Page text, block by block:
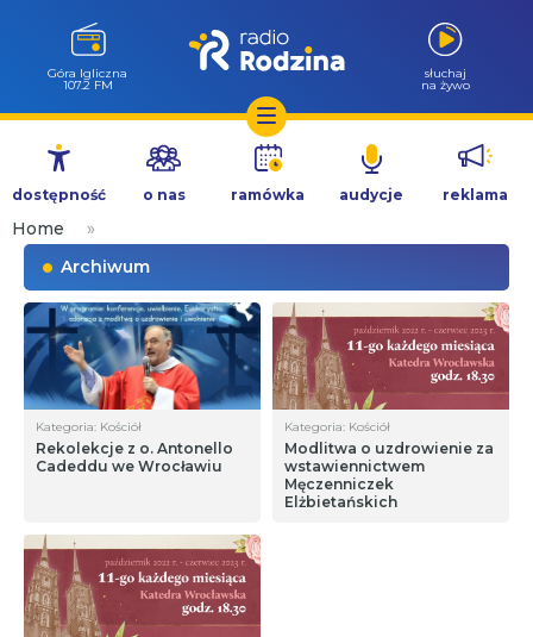
Przejdź
treści
Góra Igliczna
107.2 FM
słuchaj
na żywo
dostępność o nas ramówka audycje reklama
Home
»
Archiwum
Kategoria: Kościół
Rekolekcje z o. Antonello
Cadeddu we Wrocławiu
Kategoria: Kościół
Modlitwa o uzdrowienie za
wstawiennictwem
Męczenniczek
Elżbietańskich